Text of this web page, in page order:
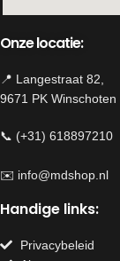
Onze locatie:
📍 Langestraat 82,
9671 PK Winschoten
📞 (+31) 618897210
✉️ info@mdshop.nl
Handige links:
Privacybeleid